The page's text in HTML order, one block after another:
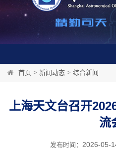
首页 > 新闻动态 > 综合新闻
上海天文台召开
流
发布时间： 2026-05-